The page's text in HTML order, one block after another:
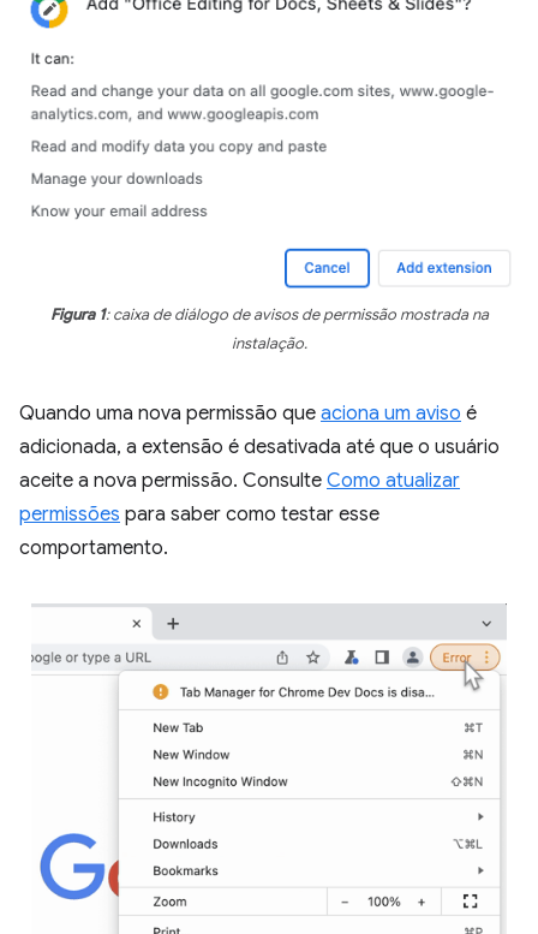
Figura 1: caixa de diálogo de avisos de permissão mostrada na
instalação.
Quando uma nova permissão que aciona um aviso é
adicionada, a extensão é desativada até que o usuário
aceite a nova permissão. Consulte Como atualizar
permissões para saber como testar esse
comportamento.